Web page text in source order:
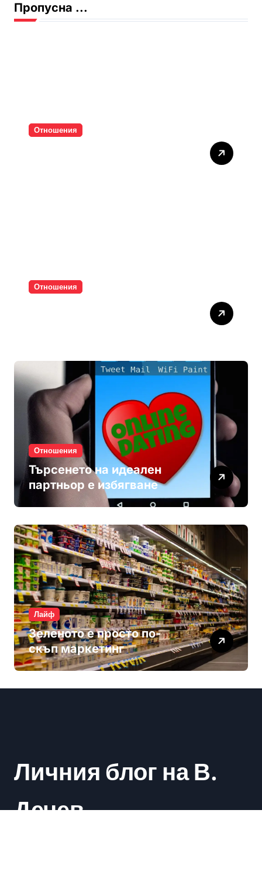
Пропусна ...
Отношения
Отношения
Отношения
Търсенето на идеален
партньор е избягване
Лайф
Зеленото е просто по-
скъп маркетинг
Личния блог на В.
Дечев